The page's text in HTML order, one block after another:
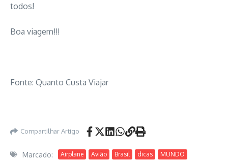
todos!
Boa viagem!!!
Fonte: Quanto Custa Viajar
Compartilhar Artigo
Marcado: Airplane Avião Brasil dicas
MUNDO